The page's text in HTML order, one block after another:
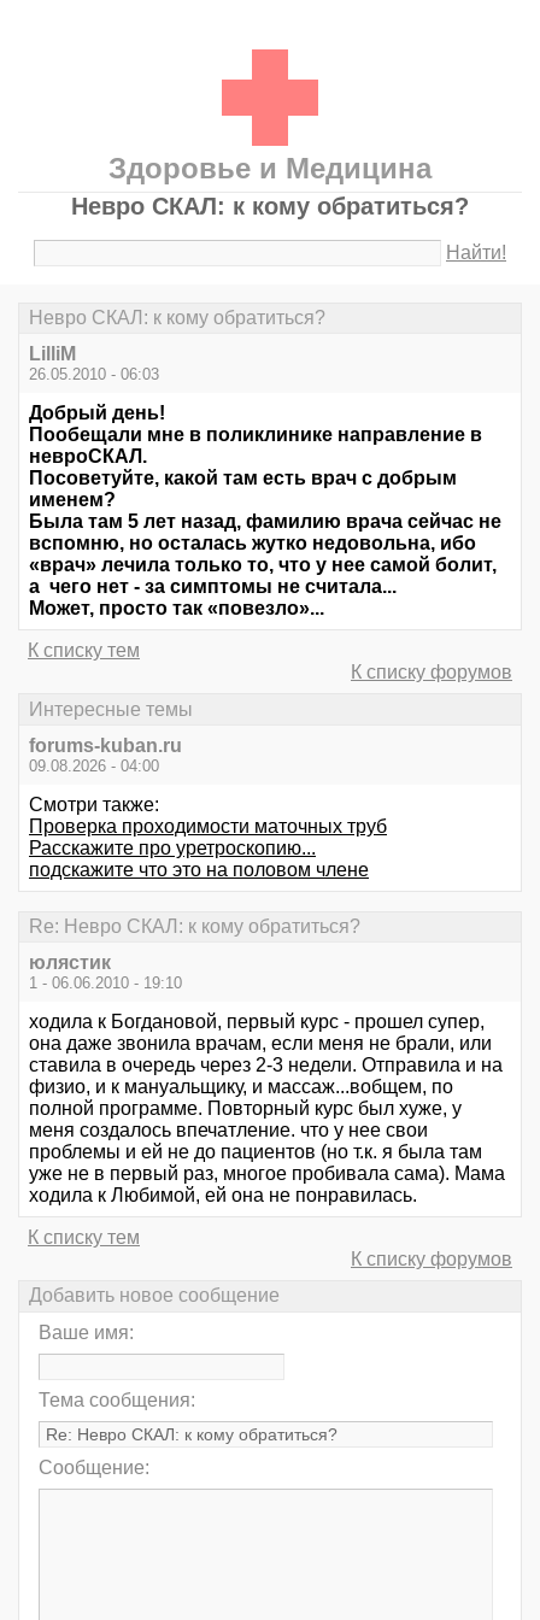
Здоровье и Медицина
Невро СКАЛ: к кому обратиться?
Найти!
Невро СКАЛ: к кому обратиться?
LilliM
26.05.2010 - 06:03
Добрый день!
Пообещали мне в поликлинике направление в
невроСКАЛ.
Посоветуйте, какой там есть врач с добрым
именем?
Была там 5 лет назад, фамилию врача сейчас не
вспомню, но осталась жутко недовольна, ибо
«врач» лечила только то, что у нее самой болит,
а чего нет - за симптомы не считала...
Может, просто так «повезло»...
К списку тем
К списку форумов
Интересные темы
forums-kuban.ru
09.08.2026 - 04:00
Смотри также:
Проверка проходимости маточных труб
Расскажите про уретроскопию...
подскажите что это на половом члене
Re: Невро СКАЛ: к кому обратиться?
юлястик
1 - 06.06.2010 - 19:10
ходила к Богдановой, первый курс - прошел супер,
она даже звонила врачам, если меня не брали, или
ставила в очередь через 2-3 недели. Отправила и на
физио, и к мануальщику, и массаж...вобщем, по
полной программе. Повторный курс был хуже, у
меня создалось впечатление. что у нее свои
проблемы и ей не до пациентов (но т.к. я была там
уже не в первый раз, многое пробивала сама). Мама
ходила к Любимой, ей она не понравилась.
К списку тем
К списку форумов
Добавить новое сообщение
Ваше имя:
Тема сообщения:
Сообщение: